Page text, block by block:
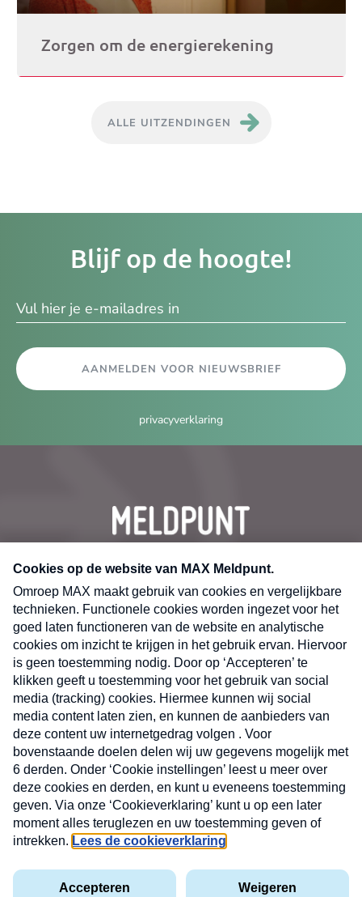
Zorgen om de energierekening
ALLE UITZENDINGEN
Blijf op de hoogte!
AANMELDEN VOOR NIEUWSBRIEF
privacyverklaring
CONTACT
Volg ons op
MAX
Cookieverklaring
Kwetsbaarheid
X
Nieuwsbrief
Neem hier een gratis abonnement op de MAX
Consumenten nieuwsbrief. Elke maandag en
donderdag in uw mailbox.